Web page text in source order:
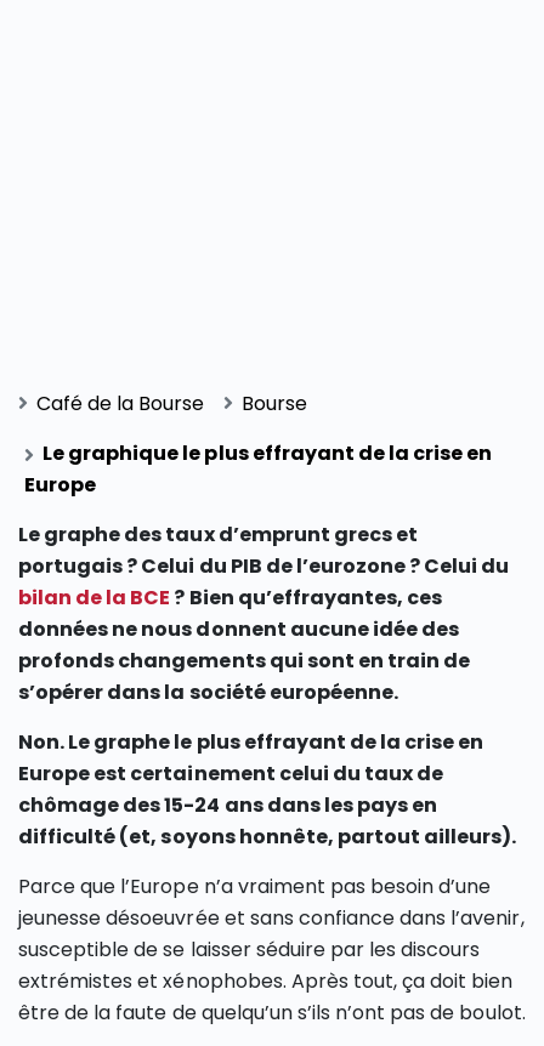
Café de la Bourse
Bourse
Le graphique le plus effrayant de la crise en
Europe
Le graphe des taux d’emprunt grecs et
portugais ? Celui du PIB de l’eurozone ? Celui du
bilan de la BCE ? Bien qu’effrayantes, ces
données ne nous donnent aucune idée des
profonds changements qui sont en train de
s’opérer dans la société européenne.
Non. Le graphe le plus effrayant de la crise en
Europe est certainement celui du taux de
chômage des 15-24 ans dans les pays en
difficulté (et, soyons honnête, partout ailleurs).
Parce que l’Europe n’a vraiment pas besoin d’une
jeunesse désoeuvrée et sans confiance dans l’avenir,
susceptible de se laisser séduire par les discours
extrémistes et xénophobes. Après tout, ça doit bien
être de la faute de quelqu’un s’ils n’ont pas de boulot.